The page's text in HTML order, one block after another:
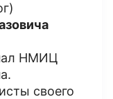
НМИЦ
своего